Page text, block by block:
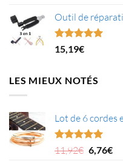
était :
16,52€.
Outil de
Note5.00
sur 5
15,19€
LES MIEUX NOTÉS
Lot de 6 cordes
Note5.00
sur 5
11,92€ Le
6,76€Le